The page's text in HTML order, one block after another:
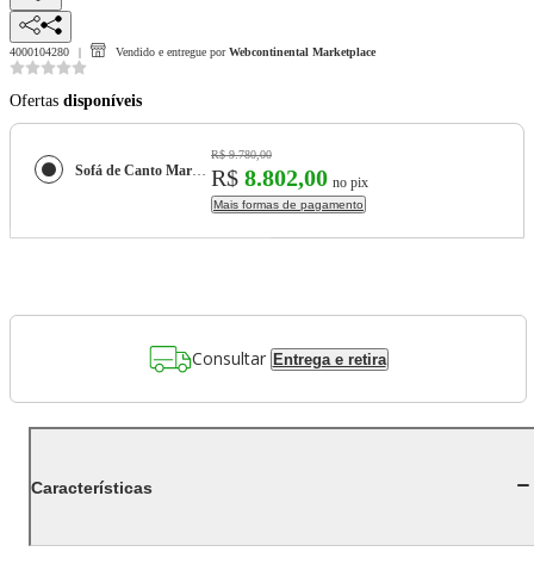
4000104280 Vendido e entregue por Webcontinental Marketplace
Ofertas disponíveis
Sofá de Canto Marrocos 3 Lugares com Chaise Esquerda Conhaque em Couro Mempra Móveis
R$ 9.780,00
R$ 8.802,00 no pix
Mais formas de pagamento
Consultar Entrega e retira
Características